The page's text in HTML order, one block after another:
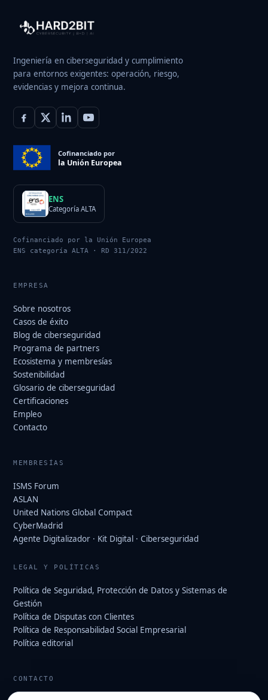
Ingeniería en ciberseguridad y cumplimiento
para entornos exigentes: operación, riesgo,
evidencias y mejora continua.
Cofinanciado por
la Unión Europea
ENS
Categoría ALTA
Cofinanciado por la Unión Europea
ENS categoría ALTA · RD 311/2022
EMPRESA
Sobre nosotros
Casos de éxito
Blog de ciberseguridad
Programa de partners
Ecosistema y membresías
Sostenibilidad
Glosario de ciberseguridad
Certificaciones
Empleo
Contacto
MEMBRESÍAS
ISMS Forum
ASLAN
United Nations Global Compact
CyberMadrid
Agente Digitalizador · Kit Digital · Ciberseguridad
LEGAL Y POLÍTICAS
Política de Seguridad, Protección de Datos y Sistemas de
Gestión
Política de Disputas con Clientes
Política de Responsabilidad Social Empresarial
Política editorial
CONTACTO